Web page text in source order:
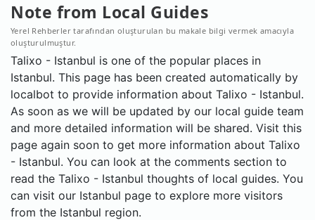
Note from Local Guides
Yerel Rehberler tarafından oluşturulan bu makale bilgi vermek amacıyla
oluşturulmuştur.
Talixo - Istanbul is one of the popular places in
Istanbul. This page has been created automatically by
localbot to provide information about Talixo - Istanbul.
As soon as we will be updated by our local guide team
and more detailed information will be shared. Visit this
page again soon to get more information about Talixo
- Istanbul. You can look at the comments section to
read the Talixo - Istanbul thoughts of local guides. You
can visit our Istanbul page to explore more visitors
from the Istanbul region.